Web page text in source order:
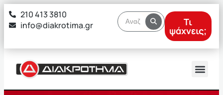
στο
περιεχόμενο
210 413 3810
info@diakrotima.gr
Τι
ψάχνεις;